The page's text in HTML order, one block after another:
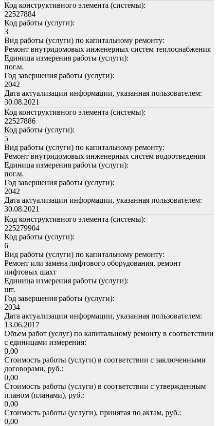
Код конструктивного элемента (системы):
22527884
Код работы (услуги):
3
Вид работы (услуги) по капитальному ремонту:
Ремонт внутридомовых инженерных систем теплоснабжения
Единица измерения работы (услуги):
пог.м.
Год завершения работы (услуги):
2042
Дата актуализации информации, указанная пользователем:
30.08.2021
Код конструктивного элемента (системы):
22527886
Код работы (услуги):
5
Вид работы (услуги) по капитальному ремонту:
Ремонт внутридомовых инженерных систем водоотведения
Единица измерения работы (услуги):
пог.м.
Год завершения работы (услуги):
2042
Дата актуализации информации, указанная пользователем:
30.08.2021
Код конструктивного элемента (системы):
225279904
Код работы (услуги):
6
Вид работы (услуги) по капитальному ремонту:
Ремонт или замена лифтового оборудования, ремонт
лифтовых шахт
Единица измерения работы (услуги):
шт.
Год завершения работы (услуги):
2034
Дата актуализации информации, указанная пользователем:
13.06.2017
Объем работ (услуг) по капитальному ремонту в соответствии
с единицами измерения:
0,00
Стоимость работы (услуги) в соответствии с заключенными
договорами, руб.:
0,00
Стоимость работы (услуги) в соответствии с утвержденным
планом (планами), руб.:
0,00
Стоимость работы (услуги), принятая по актам, руб.:
0,00